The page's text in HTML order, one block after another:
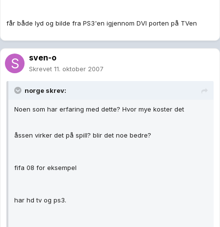
får både lyd og bilde fra PS3'en igjennom DVI porten på TVen
sven-o
Skrevet 11. oktober 2007
norge skrev:
Noen som har erfaring med dette? Hvor mye koster det
åssen virker det på spill? blir det noe bedre?
fifa 08 for eksempel
har hd tv og ps3.